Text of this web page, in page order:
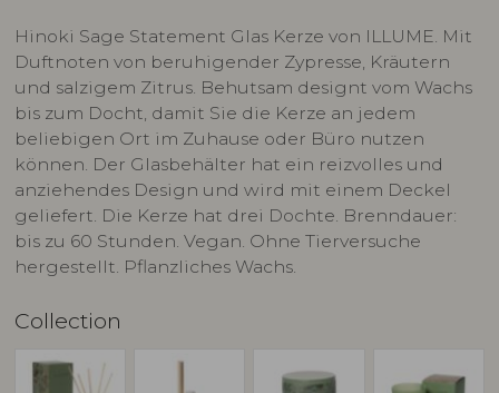
Hinoki Sage Statement Glas Kerze von ILLUME. Mit
Duftnoten von beruhigender Zypresse, Kräutern
und salzigem Zitrus. Behutsam designt vom Wachs
bis zum Docht, damit Sie die Kerze an jedem
beliebigen Ort im Zuhause oder Büro nutzen
können. Der Glasbehälter hat ein reizvolles und
anziehendes Design und wird mit einem Deckel
geliefert. Die Kerze hat drei Dochte. Brenndauer:
bis zu 60 Stunden. Vegan. Ohne Tierversuche
hergestellt. Pflanzliches Wachs.
Collection